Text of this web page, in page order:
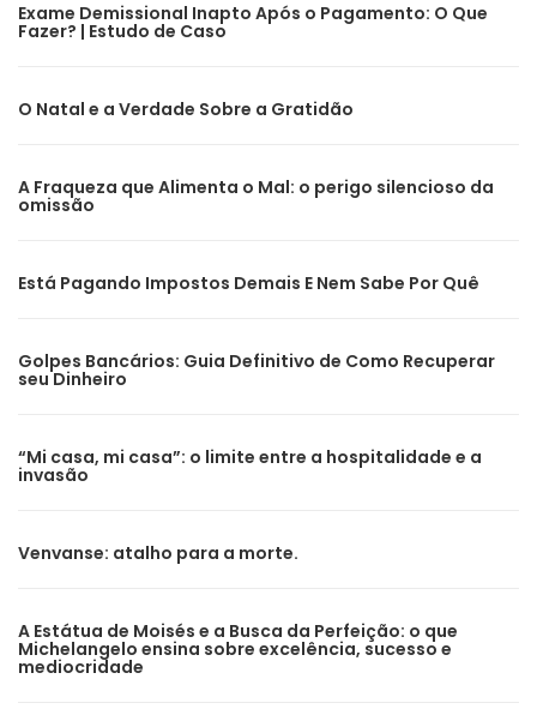
Exame Demissional Inapto Após o Pagamento: O Que
Fazer? | Estudo de Caso
O Natal e a Verdade Sobre a Gratidão
A Fraqueza que Alimenta o Mal: o perigo silencioso da
omissão
Está Pagando Impostos Demais E Nem Sabe Por Quê
Golpes Bancários: Guia Definitivo de Como Recuperar
seu Dinheiro
“Mi casa, mi casa”: o limite entre a hospitalidade e a
invasão
Venvanse: atalho para a morte.
A Estátua de Moisés e a Busca da Perfeição: o que
Michelangelo ensina sobre excelência, sucesso e
mediocridade